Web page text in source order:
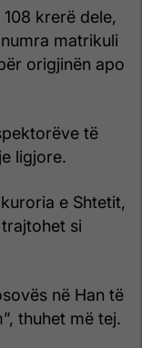
krerë dele,
matrikuli
origjinën apo
të
ligjore.
e Shtetit,
si
në Han të
thuhet më tej.